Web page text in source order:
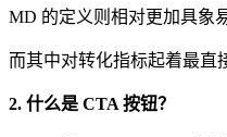
MD 的定义则相对更加具象
而其中对转化指标起着最直
2. 什么是 CTA 按钮？